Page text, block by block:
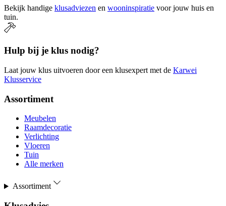
Bekijk handige klusadviezen en wooninspiratie voor jouw huis en
tuin.
Hulp bij je klus nodig?
Laat jouw klus uitvoeren door een klusexpert met de Karwei
Klusservice
Assortiment
Meubelen
Raamdecoratie
Verlichting
Vloeren
Tuin
Alle merken
Assortiment